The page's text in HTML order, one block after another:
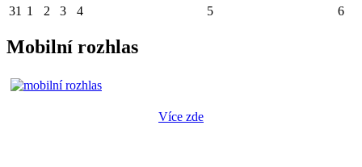
31 1 2 3 4 5 6
Mobilní rozhlas
Více zde